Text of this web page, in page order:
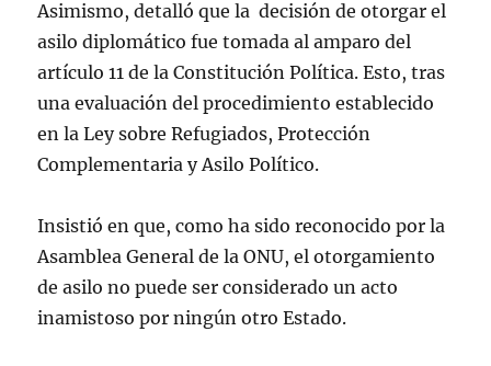
Asimismo, detalló que la decisión de otorgar el
asilo diplomático fue tomada al amparo del
artículo 11 de la Constitución Política. Esto, tras
una evaluación del procedimiento establecido
en la Ley sobre Refugiados, Protección
Complementaria y Asilo Político.
Insistió en que, como ha sido reconocido por la
Asamblea General de la ONU, el otorgamiento
de asilo no puede ser considerado un acto
inamistoso por ningún otro Estado.